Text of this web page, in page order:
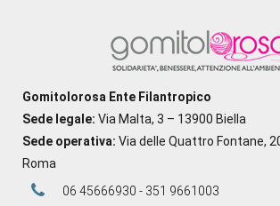
Gomitolorosa Ente Filantropico
Sede legale: Via Malta, 3 – 13900 Biella
Sede operativa: Via delle Quattro Fontane,
Roma
06 45666930 - 351 9661003